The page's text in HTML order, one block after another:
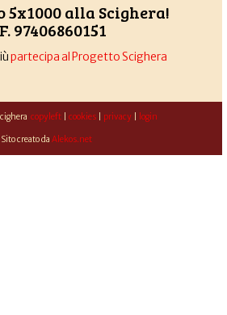
5x1000 alla Scighera!
97406860151
partecipa al Progetto Scighera
copyleft| cookies| privacy| login
Sito creato da Alekos.net